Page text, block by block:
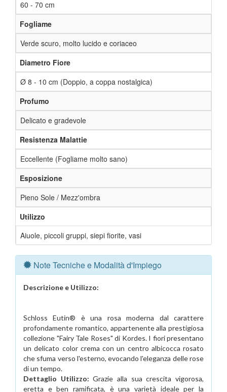
60 - 70 cm
Fogliame
Verde scuro, molto lucido e coriaceo
Diametro Fiore
Ø 8 - 10 cm (Doppio, a coppa nostalgica)
Profumo
Delicato e gradevole
Resistenza Malattie
Eccellente (Fogliame molto sano)
Esposizione
Pieno Sole / Mezz'ombra
Utilizzo
Aiuole, piccoli gruppi, siepi fiorite, vasi
Note Tecniche e Modalità d'Impiego
Descrizione e Utilizzo:
Schloss Eutin® è una rosa moderna dal carattere
profondamente romantico, appartenente alla prestigiosa
collezione "Fairy Tale Roses" di Kordes. I fiori presentano
un delicato color crema con un centro albicocca rosato
che sfuma verso l'esterno, evocando l'eleganza delle rose
di un tempo.
Dettaglio Utilizzo: Grazie alla sua crescita vigorosa,
eretta e ben ramificata, è una varietà ideale per la